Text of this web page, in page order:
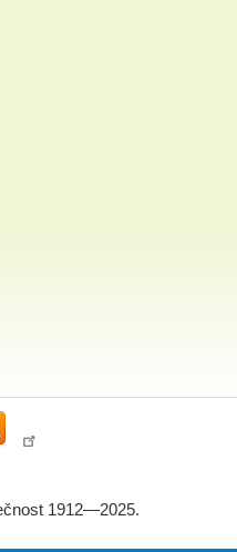
1912—2025.